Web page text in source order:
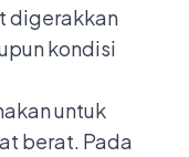
digerakkan
kondisi
untuk
berat. Pada